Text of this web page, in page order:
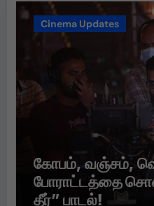
Cinema Updates
கோபம், வஞ்சம்,
போராட்டத்தை
தீர்” பாடல்!